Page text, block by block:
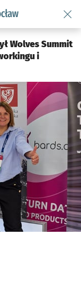
Strategia
Wolves Summit
i